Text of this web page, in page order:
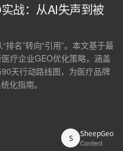
战：从AI失声到被
名”转向“引用”。本文基于最
疗企业GEO优化策略，涵盖
天行动路线图，为医疗品牌
化指南。
S SheepGeo
Content